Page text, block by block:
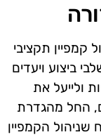
קמפיין תקציבי
ביצוע ויעדים
ולייעל את
החל מהגדרת
שניהול הקמפיין